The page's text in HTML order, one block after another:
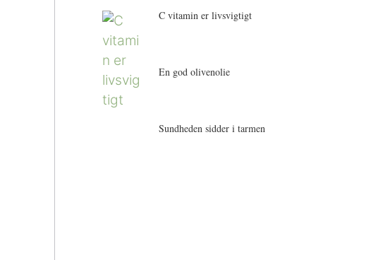
C vitamin er livsvigtigt
En god olivenolie
Sundheden sidder i tarmen